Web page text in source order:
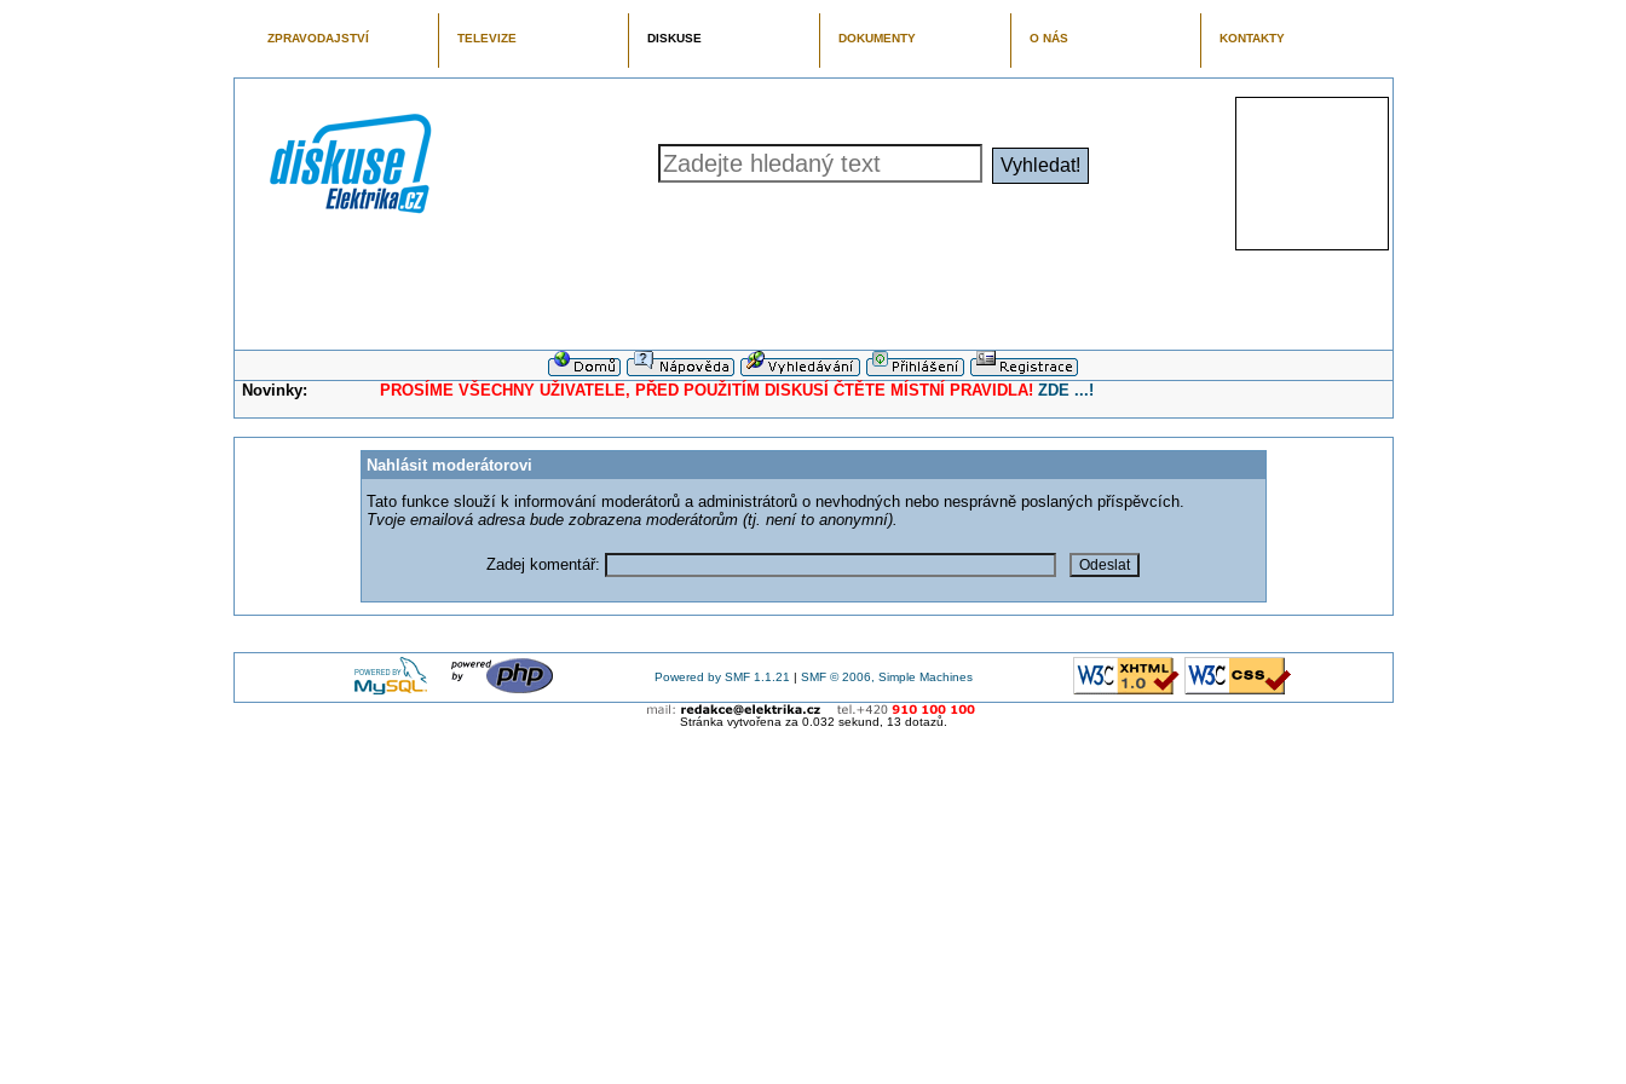
ZPRAVODAJSTVÍ TELEVIZE DISKUSE DOKUMENTY O NÁS KONTAKTY
Novinky: PROSÍME VŠECHNY UŽIVATELE, PŘED POUŽITÍM DISKUSÍ ČTĚTE MÍSTNÍ PRAVIDLA! ZDE ...!
Nahlásit moderátorovi
Tato funkce slouží k informování moderátorů a administrátorů o nevhodných nebo nesprávně poslaných příspěvcích.
Tvoje emailová adresa bude zobrazena moderátorům (tj. není to anonymní).
Zadej komentář:
Powered by SMF 1.1.21 | SMF © 2006, Simple Machines
Stránka vytvořena za 0.032 sekund, 13 dotazů.